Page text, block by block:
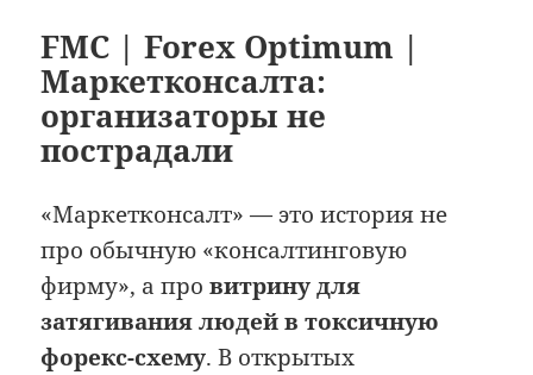
FMC | Forex Optimum |
Маркетконсалта:
организаторы не
пострадали
«Маркетконсалт» — это история не
про обычную «консалтинговую
фирму», а провитрину для
затягивания людей в токсичную
форекс-схему. В открытых